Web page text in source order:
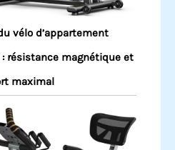
vélo d’appartement
: résistance magnétique et
maximal